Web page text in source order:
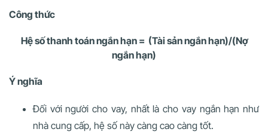
Công thức
Hệ số thanh toán ngắn hạn = (Tài sản ngắn hạn)/(Nợ
ngắn hạn)
Ý nghĩa
Đối với người cho vay, nhất là cho vay ngắn hạn như
nhà cung cấp, hệ số này càng cao càng tốt.